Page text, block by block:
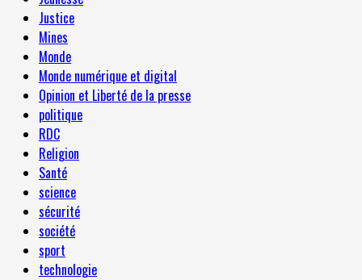
Justice
Mines
Monde
Monde numérique et digital
Opinion et Liberté de la presse
politique
RDC
Religion
Santé
science
sécurité
société
sport
technologie